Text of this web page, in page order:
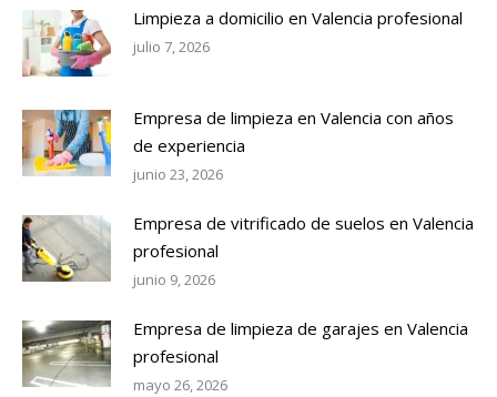
Limpieza a domicilio en Valencia profesional
julio 7, 2026
Empresa de limpieza en Valencia con años
de experiencia
junio 23, 2026
Empresa de vitrificado de suelos en Valencia
profesional
junio 9, 2026
Empresa de limpieza de garajes en Valencia
profesional
mayo 26, 2026